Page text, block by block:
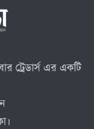
ট্রেডার্স এর একটি